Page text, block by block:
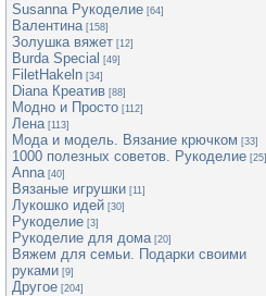
Susanna Рукоделие [64]
Валентина [158]
Золушка вяжет [12]
Burda Special [49]
FiletHakeln [34]
Diana Креатив [88]
Модно и Просто [112]
Лена [113]
Мода и модель. Вязание крючком [33]
1000 полезных советов. Рукоделие [25]
Anna [40]
Вязаные игрушки [11]
Лукошко идей [30]
Рукоделие [3]
Рукоделие для дома [20]
Вяжем для семьи. Подарки своими
руками [9]
Другое [204]